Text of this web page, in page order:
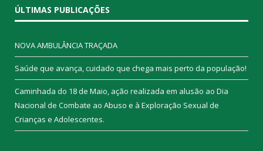
ÚLTIMAS PUBLICAÇÕES
NOVA AMBULÂNCIA TRAÇADA
Saúde que avança, cuidado que chega mais perto da população!
Caminhada do 18 de Maio, ação realizada em alusão ao Dia
Nacional de Combate ao Abuso e à Exploração Sexual de
Crianças e Adolescentes.